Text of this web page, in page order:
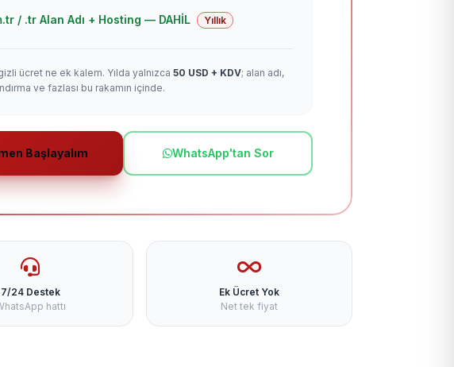
/ .tr Alan Adı + Hosting — DAHİL Yıllık
ücret ne ek kalem. Yılda yalnızca 50 USD + KDV; alan adı,
ve fazlası bu rakamın içinde.
Başlayalım WhatsApp'tan Sor
7/24 Destek
hattı
Ek Ücret Yok
Net tek fiyat